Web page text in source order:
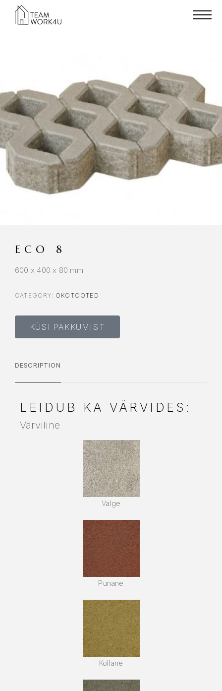
ECO 8
600 x 400 x 80 mm
CATEGORY: ÖKOTOOTED
KÜSI PAKKUMIST
DESCRIPTION
LEIDUB KA VÄRVIDES:
Värviline
Valge
Punane
Kollane